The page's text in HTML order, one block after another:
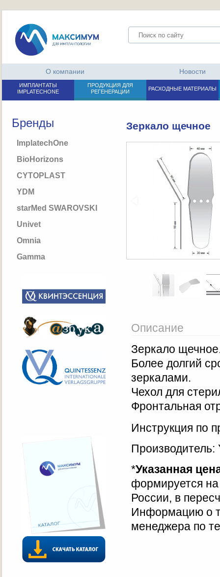
О компании Новости
ИМПЛАНТАТЫ
IMPLATECHONE
ПРОДУКЦИЯ ДЛЯ
РЕГЕНЕРАЦИИ
РАСХОДНЫЕ МАТЕРИАЛЫ
Бренды
ImplatechOne
BioHorizons
CYTOPLAST
YDM
starMed SWAROVSKI
Univet
Omnia
Gamma
Зеркало щечное
Описание
Зеркало
Более долгий
зеркалами.
Чехол для
Фронтальная
Инструкция по
*Указанная
формируется на
России, в
Информацию о
менеджера по